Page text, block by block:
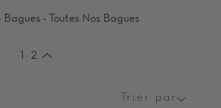
· Bagues · Toutes Nos Bagues
1 · 2
Trier
Trier par